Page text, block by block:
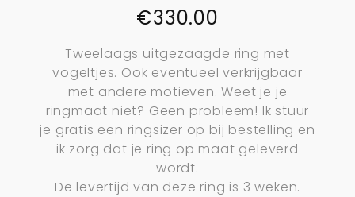
€330.00
Tweelaags uitgezaagde ring met
vogeltjes. Ook eventueel verkrijgbaar
met andere motieven. Weet je je
ringmaat niet? Geen probleem! Ik stuur
je gratis een ringsizer op bij bestelling en
ik zorg dat je ring op maat geleverd
wordt.
De levertijd van deze ring is 3 weken.